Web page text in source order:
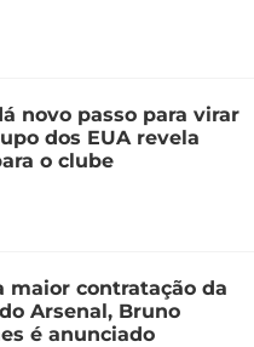
novo passo para virar
dos EUA revela
o clube
maior contratação da
Arsenal, Bruno
é anunciado